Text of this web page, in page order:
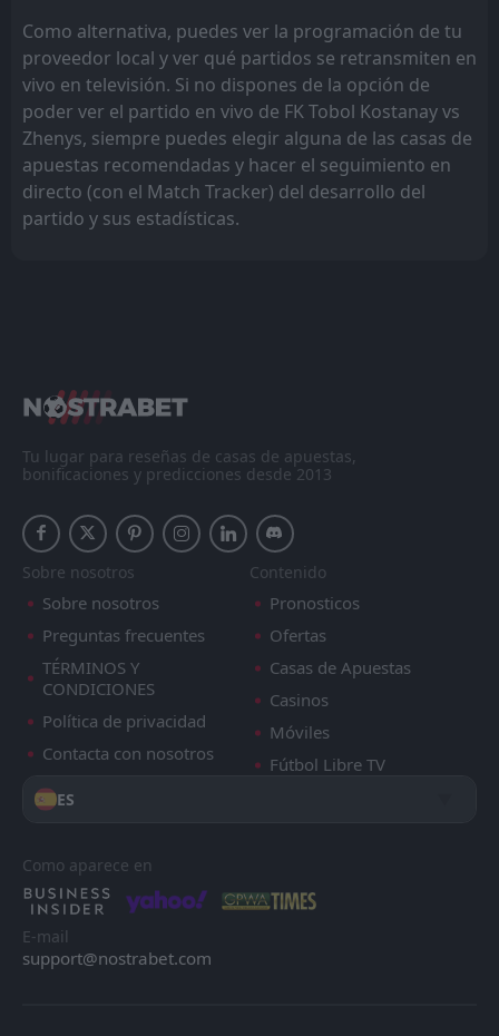
Como alternativa, puedes ver la programación de tu
proveedor local y ver qué partidos se retransmiten en
vivo en televisión. Si no dispones de la opción de
poder ver el partido en vivo de FK Tobol Kostanay vs
Zhenys, siempre puedes elegir alguna de las casas de
apuestas recomendadas y hacer el seguimiento en
directo (con el Match Tracker) del desarrollo del
partido y sus estadísticas.
Tu lugar para reseñas de casas de apuestas,
bonificaciones y predicciones desde 2013
Sobre nosotros
Sobre nosotros
Preguntas frecuentes
TÉRMINOS Y
CONDICIONES
Política de privacidad
Contacta con nosotros
Contenido
Pronosticos
Ofertas
Casas de Apuestas
Casinos
Móviles
Fútbol Libre TV
ES
Como aparece en
E-mail
support@nostrabet.com